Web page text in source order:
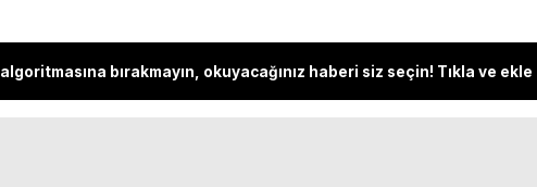
bırakmayın, okuyacağınız haberi siz seçin! Tıkla ve ekle